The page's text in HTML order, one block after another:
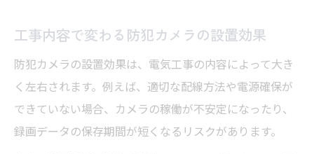
工事内容で変わる防犯カメラの設置効果
防犯カメラの設置効果は、電気工事の内容によって大き
く左右されます。例えば、適切な配線方法や電源確保が
できていない場合、カメラの稼働が不安定になったり、
録画データの保存期間が短くなるリスクがあります。